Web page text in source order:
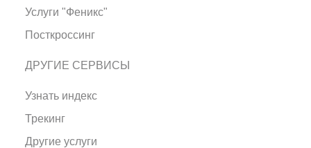
Услуги "Феникс"
Посткроссинг
ДРУГИЕ СЕРВИСЫ
Узнать индекс
Трекинг
Другие услуги